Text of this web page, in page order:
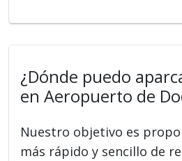
¿Dónde puedo
en Aeropuerto de
Nuestro objetivo es
más rápido y sencillo de